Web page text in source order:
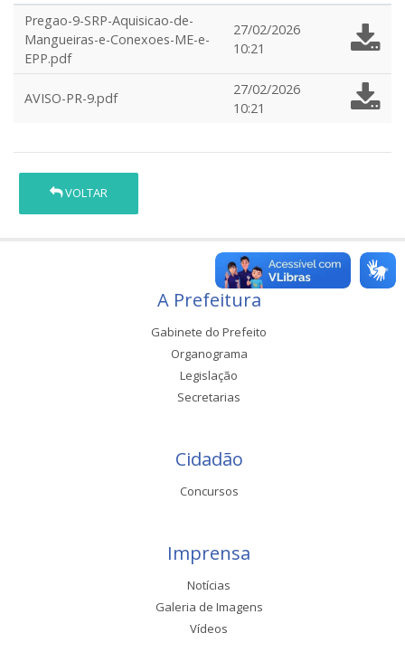
Pregao-9-SRP-Aquisicao-de-
Mangueiras-e-Conexoes-ME-e-
EPP.pdf
27/02/2026
10:21
AVISO-PR-9.pdf
27/02/2026
10:21
VOLTAR
A Prefeitura
Gabinete do Prefeito
Organograma
Legislação
Secretarias
Cidadão
Concursos
Imprensa
Notícias
Galeria de Imagens
Vídeos